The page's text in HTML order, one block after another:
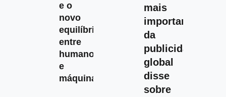
e o
novo
equilíbrio
entre
humanos
e
máquinas
mais
importante
da
publicidade
global
disse
sobre